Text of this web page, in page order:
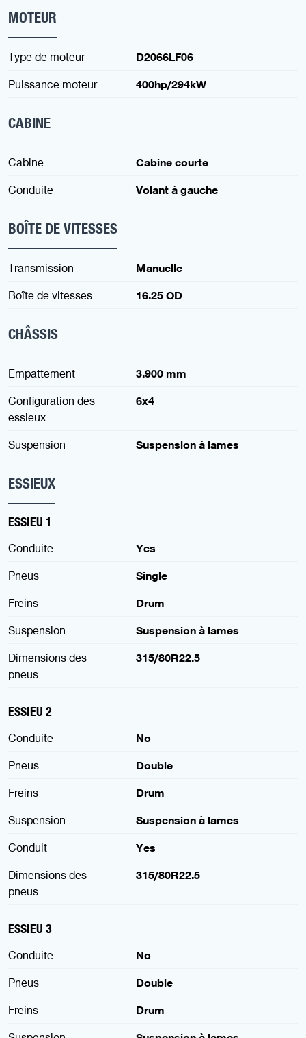
MOTEUR
Type de moteur
D2066LF06
Puissance moteur
400hp/294kW
CABINE
Cabine
Cabine courte
Conduite
Volant à gauche
BOÎTE DE VITESSES
Transmission
Manuelle
Boîte de vitesses
16.25 OD
CHÂSSIS
Empattement
3.900 mm
Configuration des
essieux
6x4
Suspension Suspension à lames
ESSIEUX
ESSIEU 1
Conduite
Yes
Pneus
Single
Freins
Drum
Suspension
Suspension à lames
Dimensions des
pneus
315/80R22.5
ESSIEU 2
Conduite
No
Pneus
Double
Freins
Drum
Suspension
Suspension à lames
Conduit
Yes
Dimensions des
pneus
315/80R22.5
ESSIEU 3
Conduite
No
Pneus
Double
Freins
Drum